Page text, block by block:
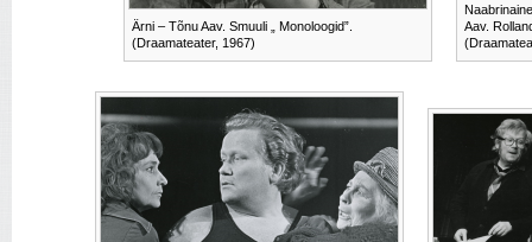
Ärni – Tõnu Aav. Smuuli „ Monoloogid”.
(Draamateater, 1967)
Aav.